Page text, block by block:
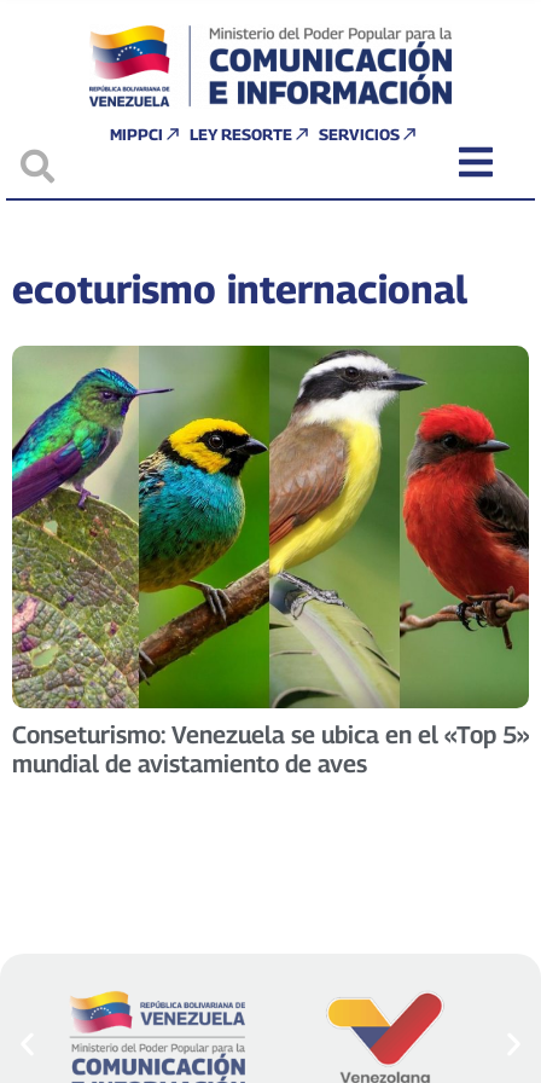
MIPPCI LEY RESORTE SERVICIOS
ecoturismo internacional
Conseturismo: Venezuela se ubica en el «Top 5»
mundial de avistamiento de aves